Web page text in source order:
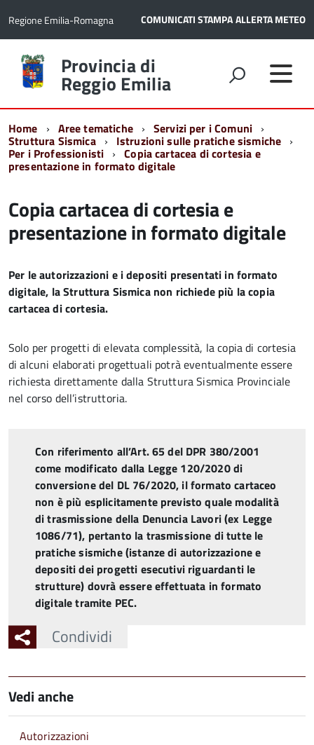
Regione Emilia-Romagna COMUNICATI STAMPAALLERTA METEO
Torna
alla
home
Provincia di
Reggio Emilia
Home Aree tematiche Servizi per i Comuni
Struttura Sismica Istruzioni sulle pratiche sismiche
Per i Professionisti Copia cartacea di cortesia e
presentazione in formato digitale
Copia cartacea di cortesia e
presentazione in formato digitale
Per le autorizzazioni e i depositi presentati in formato
digitale, la Struttura Sismica non richiede più la copia
cartacea di cortesia.
Solo per progetti di elevata complessità, la copia di cortesia
di alcuni elaborati progettuali potrà eventualmente essere
richiesta direttamente dalla Struttura Sismica Provinciale
nel corso dell’istruttoria.
Con riferimento all’Art. 65 del DPR 380/2001
come modificato dalla Legge 120/2020 di
conversione del DL 76/2020, il formato cartaceo
non è più esplicitamente previsto quale modalità
di trasmissione della Denuncia Lavori (ex Legge
1086/71), pertanto la trasmissione di tutte le
pratiche sismiche (istanze di autorizzazione e
depositi dei progetti esecutivi riguardanti le
strutture) dovrà essere effettuata in formato
digitale tramite PEC.
Condividi
Vedi anche
Autorizzazioni